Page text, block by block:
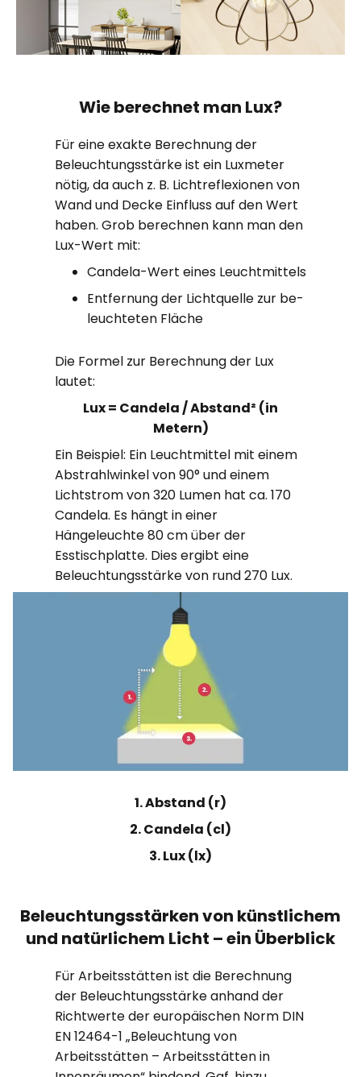
Wie berechnet man Lux?
Für eine exakte Berechnung der
Beleuchtungsstärke ist ein Luxmeter
nötig, da auch z. B. Lichtreflexionen von
Wand und Decke Einfluss auf den Wert
haben. Grob berechnen kann man den
Lux-Wert mit:
Candela-Wert eines Leucht­mittels
Ent­fern­ung der Licht­quelle zur be­
leuchteten Fläche
Die Formel zur Be­rechn­ung der Lux
lautet:
Lux = Candela / Abstand² (in
Metern)
Ein Beispiel: Ein Leuchtmittel mit einem
Abstrahlwinkel von 90° und einem
Lichtstrom von 320 Lumen hat ca. 170
Candela. Es hängt in einer
Hängeleuchte 80 cm über der
Esstischplatte. Dies ergibt eine
Beleuchtungsstärke von rund 270 Lux.
1. Abstand (r)
2. Candela (cl)
3. Lux (lx)
Beleuchtungs­stärken von künst­lichem
und natürlichem Licht – ein Überblick
Für Arbeitsstätten ist die Berechnung
der Beleuchtungsstärke anhand der
Richtwerte der europäischen Norm DIN
EN 12464-1 „Beleuchtung von
Arbeitsstätten – Arbeitsstätten in